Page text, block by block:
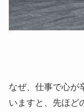
なぜ、仕事で心が
いますと、先ほど